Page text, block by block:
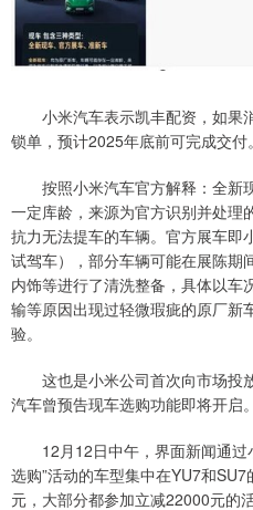
小米汽车表示凯丰配资，如果
锁单，预计2025年底前可完成交付。
按照小米汽车官方解释：全新
一定库龄，来源为官方识别并处理
抗力无法提车的车辆。官方展车即
试驾车），部分车辆可能在展陈期
内饰等进行了清洗整备，具体以车
输等原因出现过轻微瑕疵的原厂新
验。
这也是小米公司首次向市场投
汽车曾预告现车选购功能即将开启。
12月12日中午，界面新闻通过
选购”活动的车型集中在YU7和
元，大部分都参加立减22000元的活